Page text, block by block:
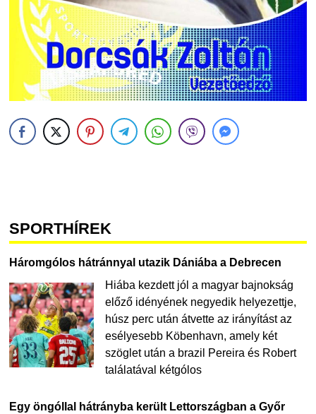
SPORTHÍREK
Háromgólos hátránnyal utazik Dániába a Debrecen
Hiába kezdett jól a magyar bajnokság
előző idényének negyedik helyezettje,
húsz perc után átvette az irányítást az
esélyesebb Köbenhavn, amely két
szöglet után a brazil Pereira és Robert
találatával kétgólos
Egy öngóllal hátrányba került Lettországban a Győr